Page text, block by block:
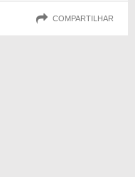
COMPARTILHAR